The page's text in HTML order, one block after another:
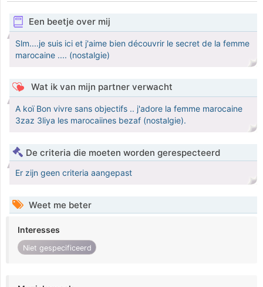
Een beetje over mij
Slm....je suis ici et j'aime bien découvrir le secret de la femme
marocaine .... (nostalgie)
Wat ik van mijn partner verwacht
A koï Bon vivre sans objectifs .. j'adore la femme marocaine
3zaz 3liya les marocaiines bezaf (nostalgie).
De criteria die moeten worden gerespecteerd
Er zijn geen criteria aangepast
Weet me beter
Interesses
Niet gespecificeerd